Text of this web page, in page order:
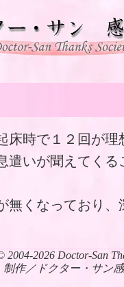
時で１２回が
いが聞えてく
くなっており
2004-2026 Doctor-San
制作／ドクター・サン